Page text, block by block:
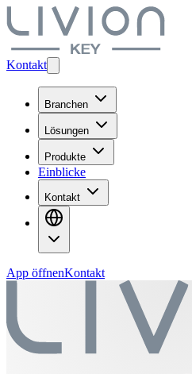
Kontakt
Branchen
Lösungen
Produkte
Einblicke
Kontakt
App öffnenKontakt